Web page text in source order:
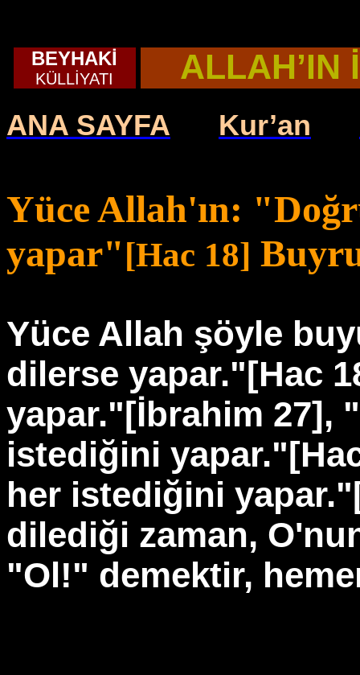
BEYHAKİ
KÜLLİYATI ALLAH’IN
ANA SAYFA Kur’an
Yüce Allah'ın:
yapar"[Hac 18]
Yüce Allah şöyle
dilerse yapar."[Hac
yapar."[İbrahim 27],
istediğini
her istediğini
dilediği zaman,
"Ol!" demektir,